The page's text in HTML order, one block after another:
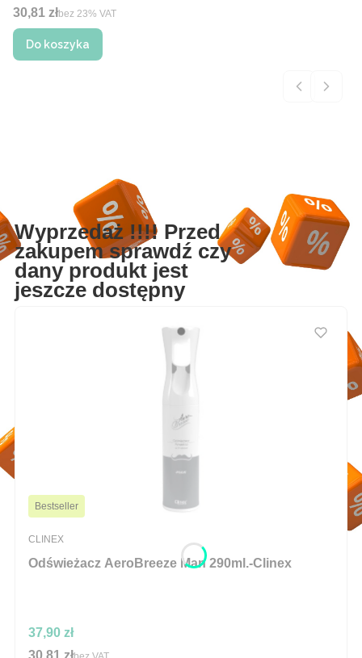
Cena netto
30,81 złbez 23% VAT
Do koszyka
Wyprzedaż !!!! Przed
zakupem sprawdź czy
dany produkt jest
jeszcze dostępny
Bestseller
Odświeżacz AeroBreeze Man 290ml.-Clinex
PRODUCENT
CLINEX
Cena
37,90 zł
Cena
30,81 zł